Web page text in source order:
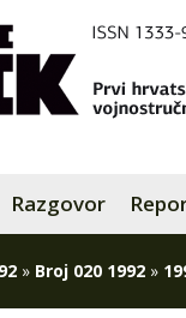
Razgovor
» Broj 020 1992 »